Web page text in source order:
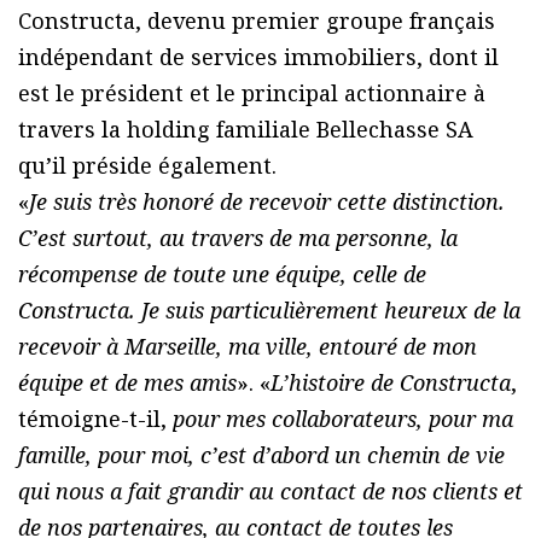
Constructa, devenu premier groupe français
indépendant de services immobiliers, dont il
est le président et le principal actionnaire à
travers la holding familiale Bellechasse SA
qu’il préside également.
«Je suis très honoré de recevoir cette distinction.
C’est surtout, au travers de ma personne, la
récompense de toute une équipe, celle de
Constructa. Je suis particulièrement heureux de la
recevoir à Marseille, ma ville, entouré de mon
équipe et de mes amis». «L’histoire de Constructa,
témoigne-t-il, pour mes collaborateurs, pour ma
famille, pour moi, c’est d’abord un chemin de vie
qui nous a fait grandir au contact de nos clients et
de nos partenaires, au contact de toutes les